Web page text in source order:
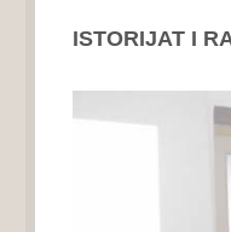
ISTORIJAT I